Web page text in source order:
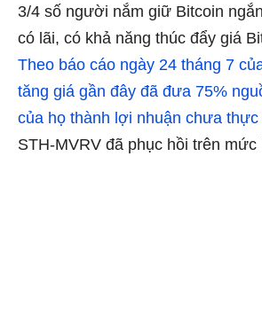
3/4 số người nắm giữ Bitcoin
có lãi, có khả năng thúc đẩy giá
Theo báo cáo ngày 24 tháng 7
tăng giá gần đây đã đưa 75%
của họ thành lợi nhuận chưa thực
STH-MVRV đã phục hồi trên mức